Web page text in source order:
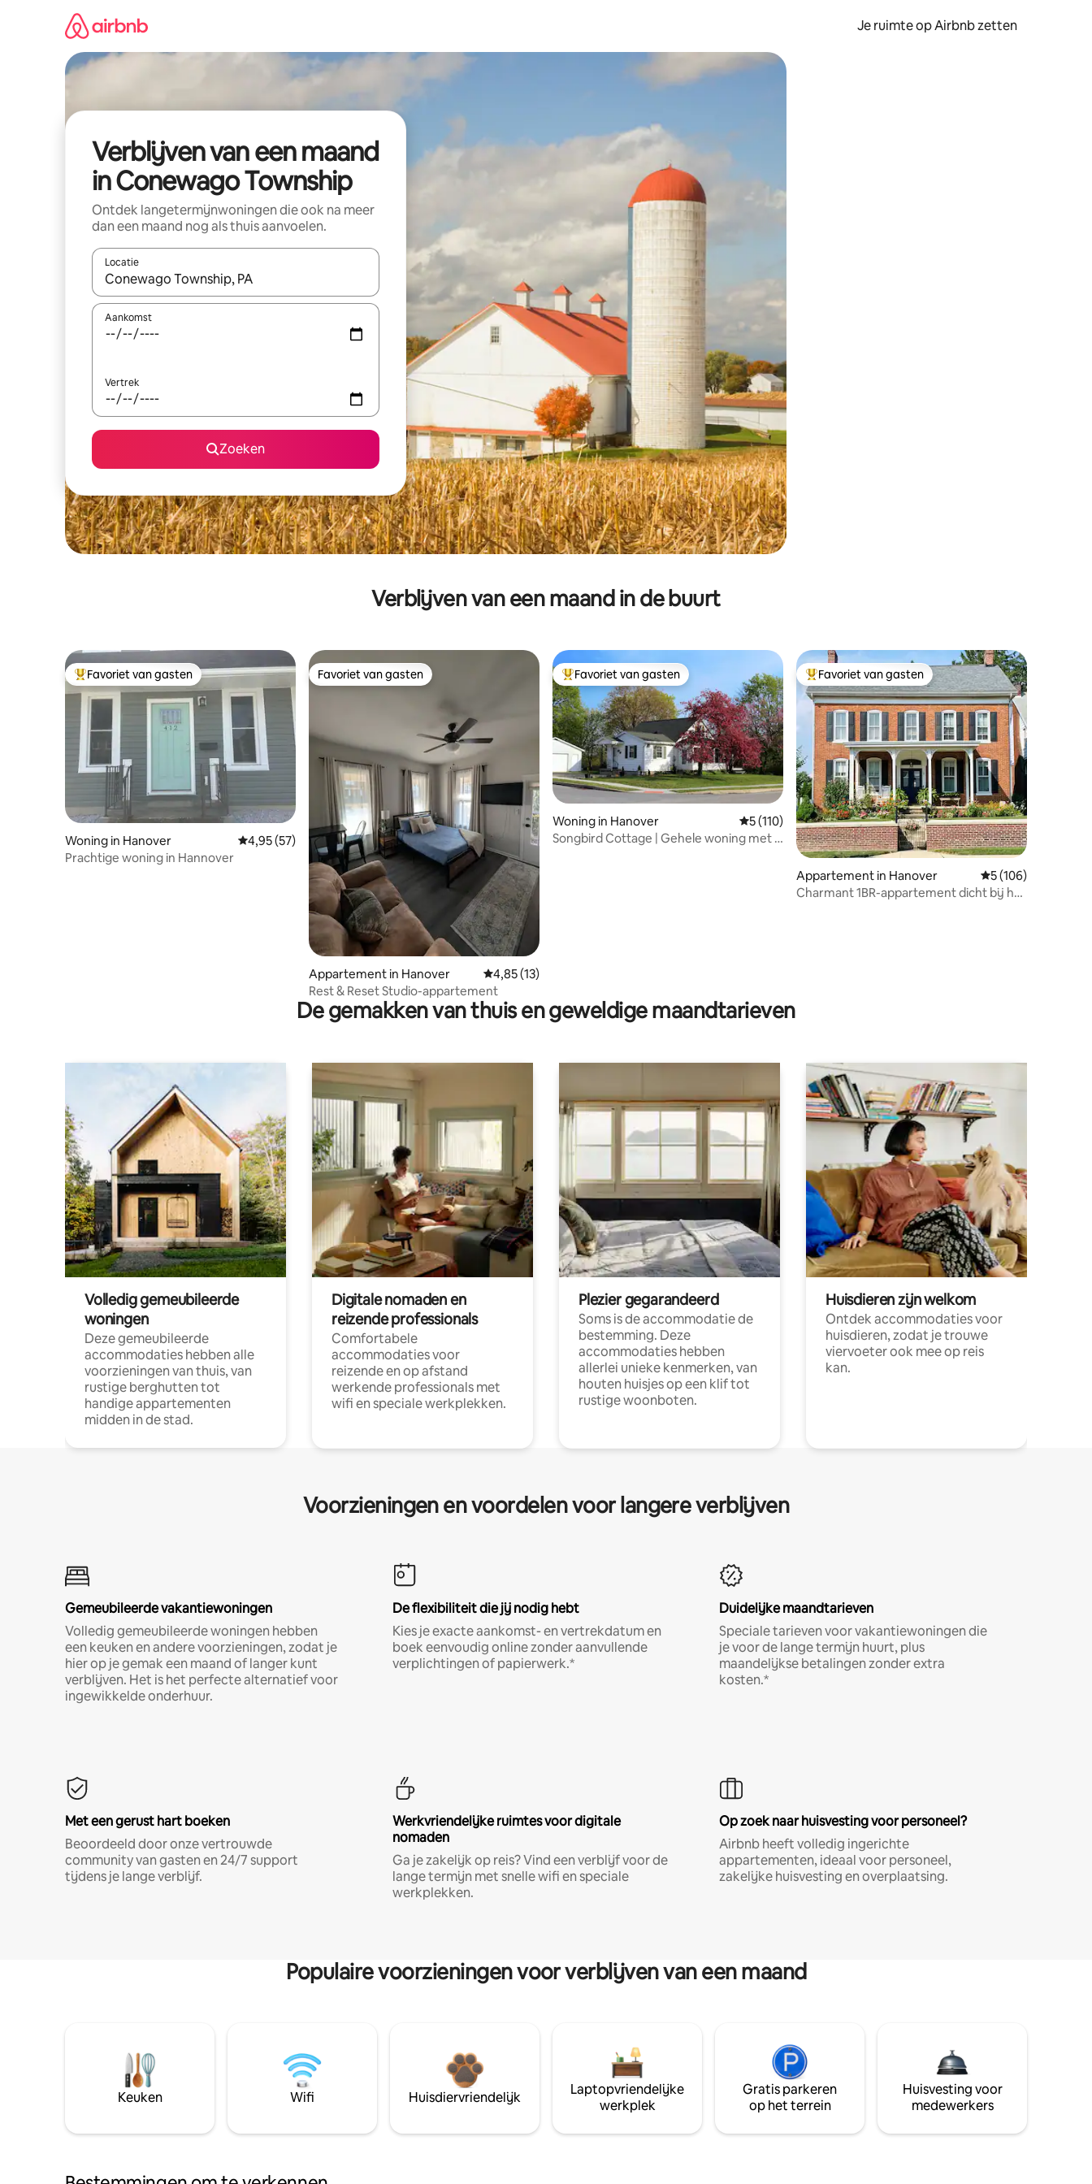
Je ruimte op Airbnb zetten
Verblijven van een maand
in Conewago Township
Ontdek langetermijnwoningen die ook na meer
dan een maand nog als thuis aanvoelen.
Locatie
Wanneer er suggesties beschikbaar zijn, maak je een keuze met je de pijltjestoetsen omhoog en omlaag, óf door te tikken of swipen.
Aankomst
Vertrek
Zoeken
Verblijven van een maand in de buurt
Topfavoriet van gasten
Favoriet van gasten
Woning in Hanover Gemiddelde beoordeling van 4,95 uit 5, 57 recensies
4,95 (57)
Prachtige woning in Hannover
Favoriet van gasten
Favoriet van gasten
Appartement in Hanover Gemiddelde beoordeling van 4,85 uit 5, 13 recensies
4,85 (13)
Rest & Reset Studio-appartement
Topfavoriet van gasten
Favoriet van gasten
Woning in Hanover Gemiddelde beoordeling van 5 uit 5, 110 recensies
5 (110)
Songbird Cottage | Gehele woning met 3
Topfavoriet van gasten
Favoriet van gasten
Appartement in Hanover Gemiddelde
5 (106)
Charmant 1BR-appartement dicht bij het
De gemakken van thuis en geweldige maandtarieven
Volledig gemeubileerde
woningen
Deze gemeubileerde
accommodaties hebben alle
voorzieningen van thuis, van
rustige berghutten tot
handige appartementen
midden in de stad.
Digitale nomaden en
reizende professionals
Comfortabele
accommodaties voor
reizende en op afstand
werkende professionals met
wifi en speciale werkplekken.
Plezier gegarandeerd
Soms is de accommodatie de
bestemming. Deze
accommodaties hebben
allerlei unieke kenmerken, van
houten huisjes op een klif tot
rustige woonboten.
Huisdieren zijn welkom
Ontdek accommodaties voor
huisdieren, zodat je trouwe
viervoeter ook mee op reis
kan.
Voorzieningen en voordelen voor langere verblijven
Gemeubileerde vakantiewoningen
Volledig gemeubileerde woningen hebben
een keuken en andere voorzieningen, zodat je
hier op je gemak een maand of langer kunt
verblijven. Het is het perfecte alternatief voor
ingewikkelde onderhuur.
De flexibiliteit die jij nodig hebt
Kies je exacte aankomst- en vertrekdatum en
boek eenvoudig online zonder aanvullende
verplichtingen of papierwerk.*
Duidelijke maandtarieven
Speciale tarieven voor vakantiewoningen die
je voor de lange termijn huurt, plus
maandelijkse betalingen zonder extra
kosten.*
Met een gerust hart boeken
Beoordeeld door onze vertrouwde
community van gasten en 24/7 support
tijdens je lange verblijf.
Werkvriendelijke ruimtes voor digitale
nomaden
Ga je zakelijk op reis? Vind een verblijf voor de
lange termijn met snelle wifi en speciale
werkplekken.
Op zoek naar huisvesting voor personeel?
Airbnb heeft volledig ingerichte
appartementen, ideaal voor personeel,
zakelijke huisvesting en overplaatsing.
Populaire voorzieningen voor verblijven van een maand
Keuken Wifi Huisdiervriendelijk
Laptopvriendelijke
werkplek
Gratis parkeren
op het terrein
Huisvesting voor
medewerkers